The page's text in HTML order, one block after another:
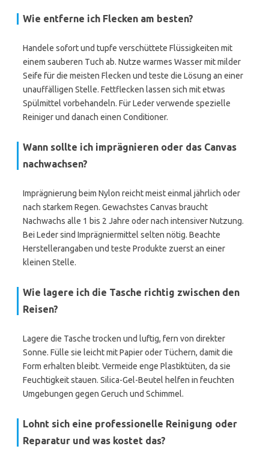
Wie entferne ich Flecken am besten?
Handele sofort und tupfe verschüttete Flüssigkeiten mit
einem sauberen Tuch ab. Nutze warmes Wasser mit milder
Seife für die meisten Flecken und teste die Lösung an einer
unauffälligen Stelle. Fettflecken lassen sich mit etwas
Spülmittel vorbehandeln. Für Leder verwende spezielle
Reiniger und danach einen Conditioner.
Wann sollte ich imprägnieren oder das Canvas
nachwachsen?
Imprägnierung beim Nylon reicht meist einmal jährlich oder
nach starkem Regen. Gewachstes Canvas braucht
Nachwachs alle 1 bis 2 Jahre oder nach intensiver Nutzung.
Bei Leder sind Imprägniermittel selten nötig. Beachte
Herstellerangaben und teste Produkte zuerst an einer
kleinen Stelle.
Wie lagere ich die Tasche richtig zwischen den
Reisen?
Lagere die Tasche trocken und luftig, fern von direkter
Sonne. Fülle sie leicht mit Papier oder Tüchern, damit die
Form erhalten bleibt. Vermeide enge Plastiktüten, da sie
Feuchtigkeit stauen. Silica-Gel-Beutel helfen in feuchten
Umgebungen gegen Geruch und Schimmel.
Lohnt sich eine professionelle Reinigung oder
Reparatur und was kostet das?